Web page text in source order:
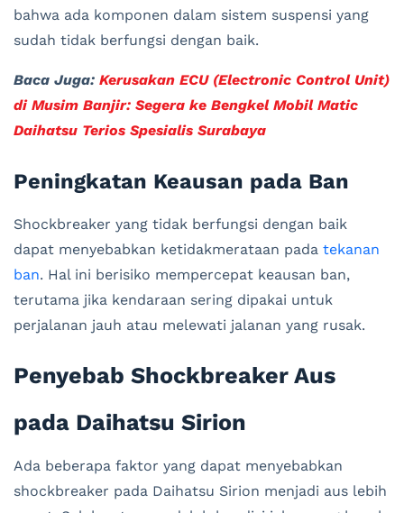
bahwa ada komponen dalam sistem suspensi yang
sudah tidak berfungsi dengan baik.
Baca Juga: Kerusakan ECU (Electronic Control Unit)
di Musim Banjir: Segera ke Bengkel Mobil Matic
Daihatsu Terios Spesialis Surabaya
Peningkatan Keausan pada Ban
Shockbreaker yang tidak berfungsi dengan baik
dapat menyebabkan ketidakmerataan pada tekanan
ban. Hal ini berisiko mempercepat keausan ban,
terutama jika kendaraan sering dipakai untuk
perjalanan jauh atau melewati jalanan yang rusak.
Penyebab Shockbreaker Aus
pada Daihatsu Sirion
Ada beberapa faktor yang dapat menyebabkan
shockbreaker pada Daihatsu Sirion menjadi aus lebih